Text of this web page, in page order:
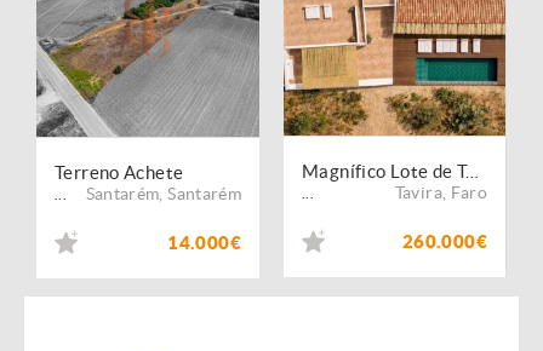
Terreno Achete
Santarém ,Santarém
14.000€
Magnífico Lote de Terreno, c/ 2789m2, p/ construção de Moradia/PROJETO APROVADO/Estorninhos/Cabanas de Tavira
Tavira, Faro
260.000€